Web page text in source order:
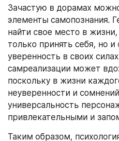
Зачастую в дорамах
элементы самопознания.
найти свое место в
только принять себя, но и
уверенность в своих
самреализации может
поскольку в жизни
неуверенности и
универсальность
привлекательными и
Таким образом,